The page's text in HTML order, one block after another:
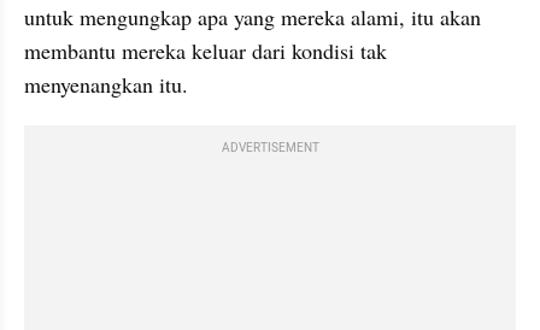
untuk mengungkap apa yang mereka alami, itu akan
membantu mereka keluar dari kondisi tak
menyenangkan itu.
ADVERTISEMENT